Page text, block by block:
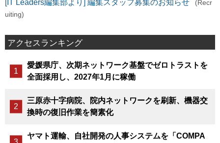
[IT Leaders編集部より] 編集スタッフ募集のお知らせ
(Recr
uiting)
アクセスランキング
愛媛県庁、次期ネットワーク基盤でゼロトラストを
全面採用し、2027年1月に稼働
三原赤十字病院、院内ネットワークを刷新、機器交
換時の復旧作業を簡素化
ヤマト運輸、自社開発の人事システムを「COMPA